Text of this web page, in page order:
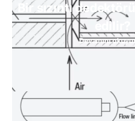
Bir sızıntı
edilir?
Devamını